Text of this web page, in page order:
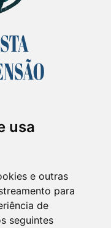
usa
e outras
para
de
seguintes
Foco